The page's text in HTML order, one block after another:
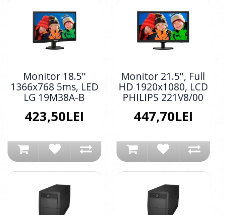
Monitor 18.5''
1366x768 5ms, LED
LG 19M38A-B
423,50LEI
Monitor 21.5'', Full
HD 1920x1080, LCD
PHILIPS 221V8/00
447,70LEI